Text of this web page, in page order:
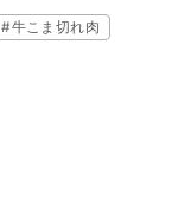
#牛こま切れ肉